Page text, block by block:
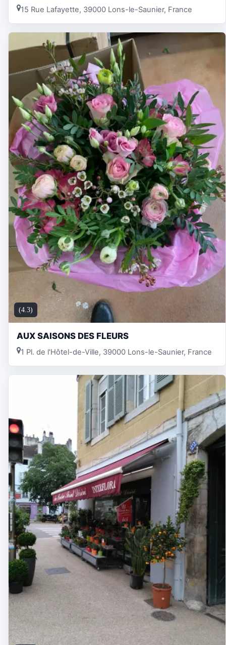
15 Rue Lafayette, 39000 Lons-le-Saunier, France
(4.3)
AUX SAISONS DES FLEURS
1 Pl. de l'Hôtel-de-Ville, 39000 Lons-le-Saunier, France